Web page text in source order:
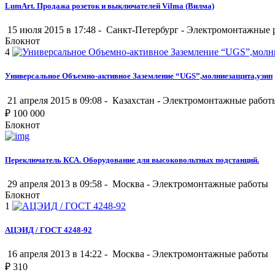
LumArt. Продажа розеток и выключателей Vilma (Вилма)
15 июля 2015 в 17:48 - Санкт-Петербург - Электромонтажные
Блокнот
4
Универсальное Объемно-активное Заземление “UGS”,молниезащита,узип
21 апреля 2015 в 09:08 - Казахстан - Электромонтажные
₽ 100 000
Блокнот
Переключатель КСА. Оборудование для высоковольтных подстанций.
29 апреля 2013 в 09:58 - Москва - Электромонтажные работы
Блокнот
1
АЦЭИД / ГОСТ 4248-92
16 апреля 2013 в 14:22 - Москва - Электромонтажные работы
₽ 310